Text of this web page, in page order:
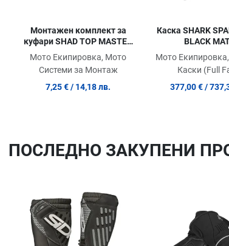
Монтажен комплект за
куфари SHAD TOP MASTER
HONDA CBF 125´09
Мото Екипировка, Мото
Системи за Монтаж
7,25 €/ 14,18 лв.
Каска SHARK
BLACK
Мото
Каски (Full
377,00 € /
ПОСЛЕДНO ЗАКУПЕНИ
Сравни продукт